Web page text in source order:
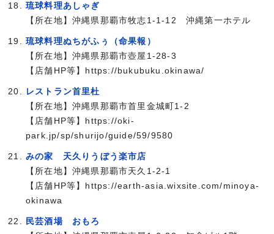
琉球料理あしゃぎ
【所在地】沖縄県那覇市牧志1-1-12 沖縄第一ホテル
琉球料理ぬちがふぅ（命果報）
【所在地】沖縄県那覇市壺屋1-28-3
【店舗HP等】https://bukubuku.okinawa/
レストラン首里杜
【所在地】沖縄県那覇市首里金城町1-2
【店舗HP等】https://oki-
park.jp/sp/shurijo/guide/59/9580
みの家 天久りうぼう楽市店
【所在地】沖縄県那覇市天久1-2-1
【店舗HP等】https://earth-asia.wixsite.com/minoya-
okinawa
民芸酒場 おもろ